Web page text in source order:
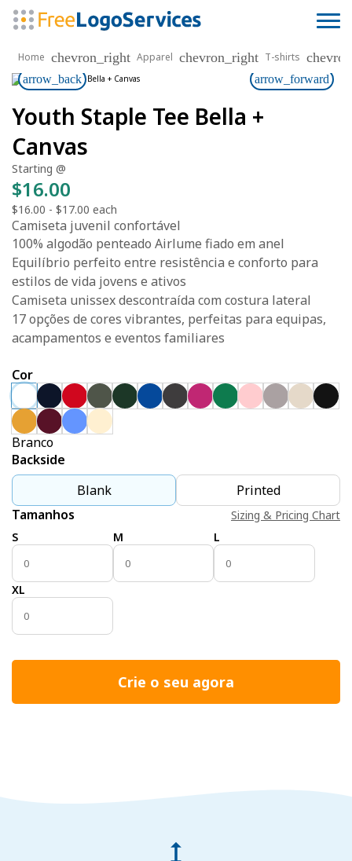
Home chevron_right Apparel chevron_right T-shirts
arrow_back arrow_forward
Youth Staple Tee Bella +
Canvas
Starting @
$16.00
$16.00 - $17.00 each
Camiseta juvenil confortável
100% algodão penteado Airlume fiado em anel
Equilíbrio perfeito entre resistência e conforto para
estilos de vida jovens e ativos
Camiseta unissex descontraída com costura lateral
17 opções de cores vibrantes, perfeitas para equipas,
acampamentos e eventos familiares
Cor
Branco
Backside
Blank
Printed
Tamanhos
Sizing & Pricing Chart
S
M L
XL
Crie o seu agora